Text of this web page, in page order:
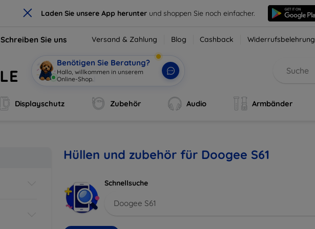
× Laden Sie unsere App herunter und shoppen Sie noch einfacher.
Schreiben Sie uns Versand & Zahlung Blog Cashback Widerrufsbelehrung
Benötigen Sie Beratung?
Hallo, willkommen in unserem
Online-Shop.
Displayschutz Zubehör Audio Armbänder
Hüllen und zubehör für Doogee S61
Schnellsuche
Doogee S61